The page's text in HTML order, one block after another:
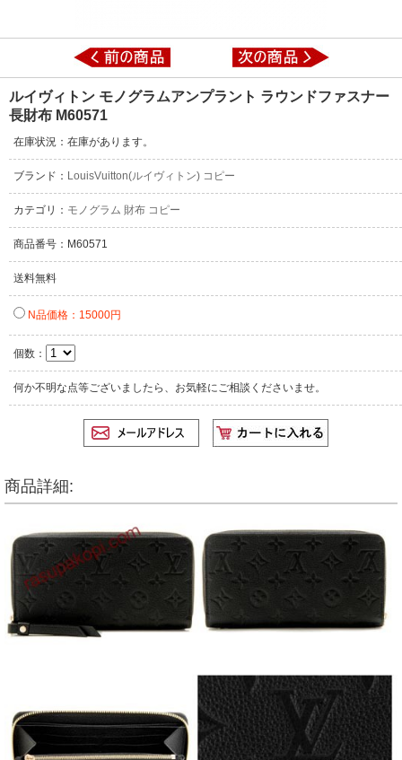
ルイヴィトン モノグラムアンプラント ラウンドファスナー
長財布 M60571
在庫状況：在庫があります。
ブランド： LouisVuitton(ルイヴィトン) コピー
カテゴリ： モノグラム 財布 コピー
商品番号：M60571
送料無料
N品価格：15000円
個数：
何か不明な点等ございましたら、お気軽にご相談くださいませ。
商品詳細: